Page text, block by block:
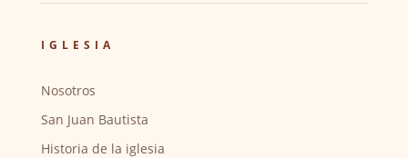
IGLESIA
Nosotros
San Juan Bautista
Historia de la iglesia